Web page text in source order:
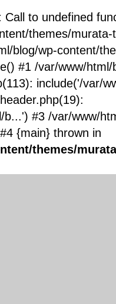
Call to undefined
themes/
blog/wp-content/
#1 /var/www/html/
include('/var/
#3 /var/www/
{main} thrown in
themes/